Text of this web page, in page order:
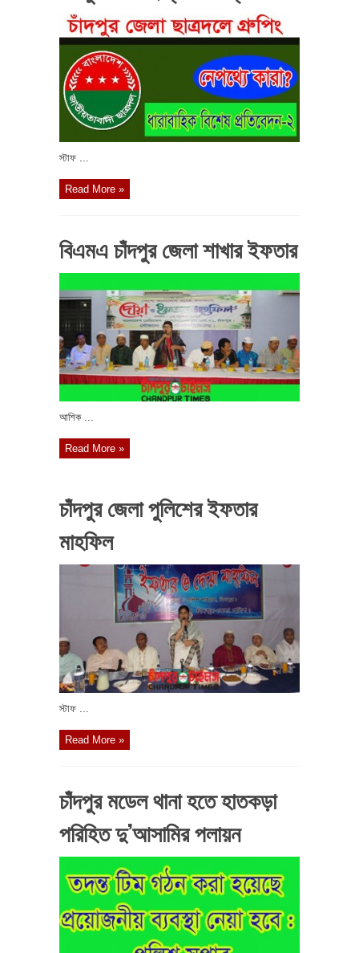
স্টাফ ...
Read More »
বিএমএ চাঁদপুর জেলা শাখার ইফতার
আশিক ...
Read More »
চাঁদপুর জেলা পুলিশের ইফতার
মাহফিল
স্টাফ ...
Read More »
চাঁদপুর মডেল থানা হতে হাতকড়া
পরিহিত দু’আসামির পলায়ন